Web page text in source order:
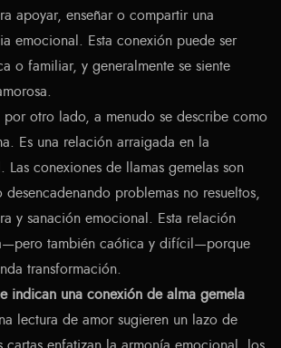
apoyar, enseñar o compartir una
emocional. Esta conexión puede ser
o familiar, y generalmente se siente
por otro lado, a menudo se describe como
Es una relación arraigada en la
Las conexiones de llamas gemelas son
desencadenando problemas no resueltos,
y sanación emocional. Esta relación
también caótica y difícil—porque
transformación.
indican una conexión de alma gemela
lectura de amor sugieren un lazo de